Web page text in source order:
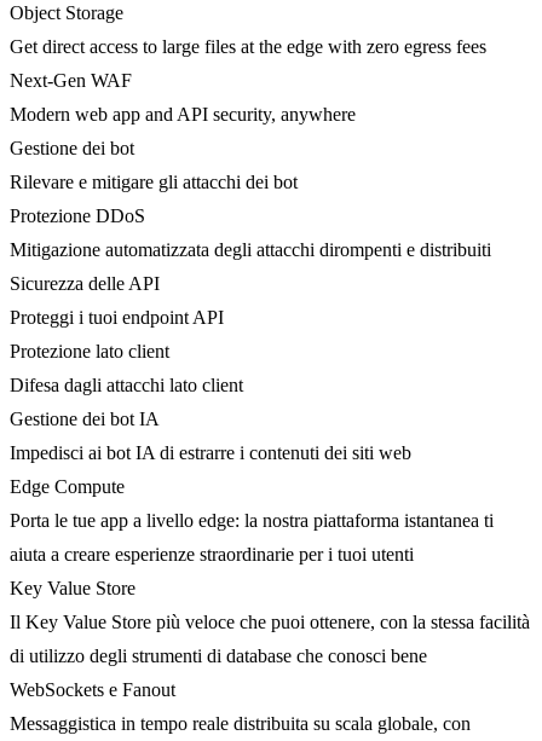
Object Storage
Get direct access to large files at the edge with zero egress fees
Next-Gen WAF
Modern web app and API security, anywhere
Gestione dei bot
Rilevare e mitigare gli attacchi dei bot
Protezione DDoS
Mitigazione automatizzata degli attacchi dirompenti e distribuiti
Sicurezza delle API
Proteggi i tuoi endpoint API
Protezione lato client
Difesa dagli attacchi lato client
Gestione dei bot IA
Impedisci ai bot IA di estrarre i contenuti dei siti web
Edge Compute
Porta le tue app a livello edge: la nostra piattaforma istantanea ti
aiuta a creare esperienze straordinarie per i tuoi utenti
Key Value Store
Il Key Value Store più veloce che puoi ottenere, con la stessa facilità
di utilizzo degli strumenti di database che conosci bene
WebSockets e Fanout
Messaggistica in tempo reale distribuita su scala globale, con